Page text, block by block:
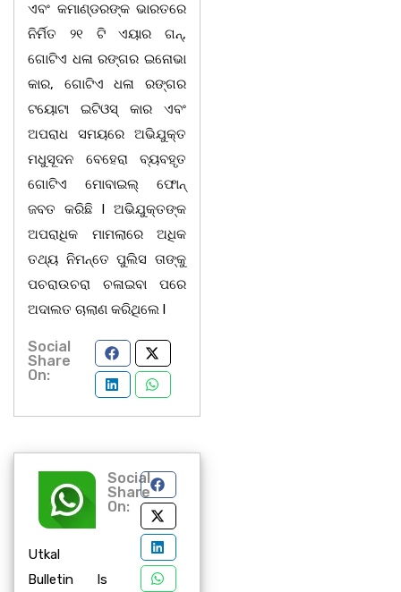
ଏବଂ କମାଣ୍ଡରଙ୍କ ଭାରତରେ
ନିର୍ମିତ ୨୧ ଟି ଏୟାର ଗନ୍,
ଗୋଟିଏ ଧଳା ରଙ୍ଗର ଇନୋଭା
କାର, ଗୋଟିଏ ଧଳା ରଙ୍ଗର
ଟୟୋଟା ଇଟିଓସ୍ କାର ଏବଂ
ଅପରାଧ ସମୟରେ ଅଭିଯୁକ୍ତ
ମଧୁସୂଦନ ବେହେରା ବ୍ୟବହୃତ
ଗୋଟିଏ ମୋବାଇଲ୍ ଫୋନ୍
ଜବତ କରିଛି l ଅଭିଯୁକ୍ତଙ୍କ
ଅପରାଧିକ ମାମଲାରେ ଅଧିକ
ତଥ୍ୟ ନିମନ୍ତେ ପୁଲିସ ତାଙ୍କୁ
ପଚରାଉଚରା ଚଳାଇବା ପରେ
ଅଦାଲତ ଚାଲାଣ କରିଥିଲେ l
Social
Share
On:
Utkal
Bulletin Is
Social
Share
On: